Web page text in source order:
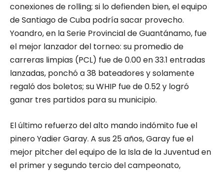
conexiones de rolling; si lo defienden bien, el equipo
de Santiago de Cuba podría sacar provecho.
Yoandro, en la Serie Provincial de Guantánamo, fue
el mejor lanzador del torneo: su promedio de
carreras limpias (PCL) fue de 0.00 en 33.1 entradas
lanzadas, ponchó a 38 bateadores y solamente
regaló dos boletos; su WHIP fue de 0.52 y logró
ganar tres partidos para su municipio.
El último refuerzo del alto mando indómito fue el
pinero Yadier Garay. A sus 25 años, Garay fue el
mejor pitcher del equipo de la Isla de la Juventud en
el primer y segundo tercio del campeonato,